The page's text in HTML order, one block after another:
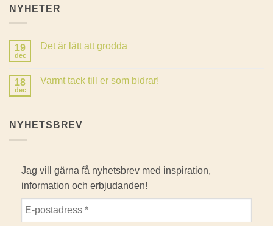
NYHETER
19
dec
Det är lätt att grodda
Det
18
dec
Varmt tack till er som bidrar!
tack
NYHETSBREV
Jag vill gärna få nyhetsbrev med inspiration,
information och erbjudanden!